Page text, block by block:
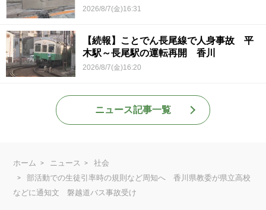
2026/8/7(金)16:31
【続報】ことでん長尾線で人身事故 平
木駅～長尾駅の運転再開 香川
2026/8/7(金)16:20
ニュース記事一覧
ホーム ニュース
社会
部活動での生徒引率時の規則など周知へ 香川県教委が県立高校
などに通知文 磐越道バス事故受け